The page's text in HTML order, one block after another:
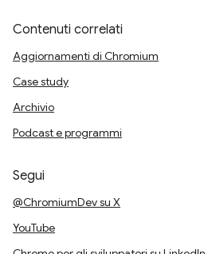
Contenuti correlati
Aggiornamenti di Chromium
Case study
Archivio
Podcast e programmi
Segui
@ChromiumDev su X
YouTube